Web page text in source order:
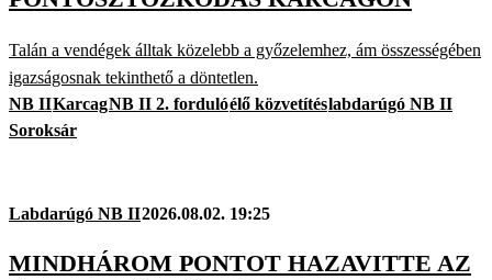
Talán a vendégek álltak közelebb a győzelemhez, ám összességében
igazságosnak tekinthető a döntetlen.
NB IIKarcagNB II 2. fordulóélő közvetítéslabdarúgó NB II
Soroksár
Labdarúgó NB II2026.08.02. 19:25
MINDHÁROM PONTOT HAZAVITTE AZ